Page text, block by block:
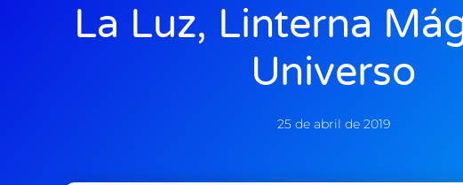
La Luz, Linterna
Universo
25 de abril de 2019